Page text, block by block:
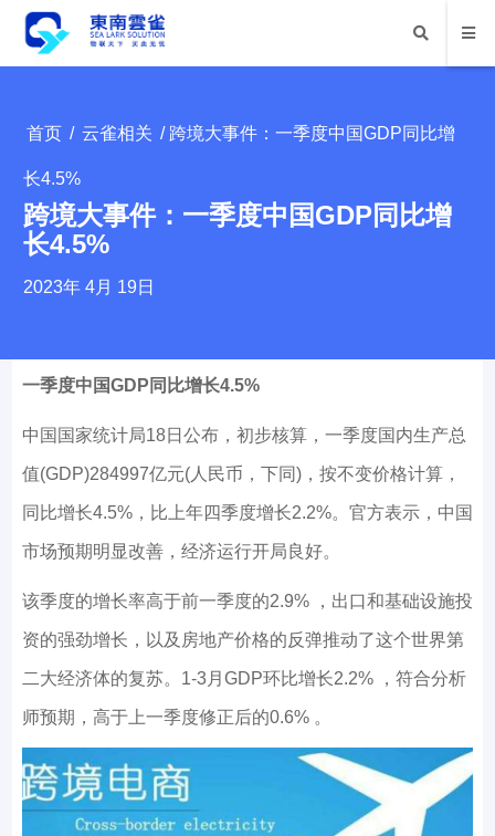
首页 / 云雀相关 / 跨境大事件：一季度中国GDP同比增
长4.5%
跨境大事件：一季度中国GDP同比增
长4.5%
2023年 4月 19日
一季度中国GDP同比增长4.5%
中国国家统计局18日公布，初步核算，一季度国内生产总
值(GDP)284997亿元(人民币，下同)，按不变价格计算，
同比增长4.5%，比上年四季度增长2.2%。官方表示，中国
市场预期明显改善，经济运行开局良好。
该季度的增长率高于前一季度的2.9% ，出口和基础设施投
资的强劲增长，以及房地产价格的反弹推动了这个世界第
二大经济体的复苏。1-3月GDP环比增长2.2% ，符合分析
师预期，高于上一季度修正后的0.6% 。